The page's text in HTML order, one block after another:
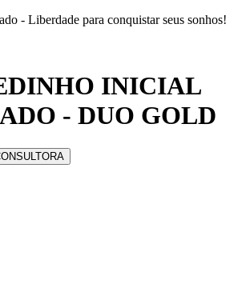
- Liberdade para conquistar seus sonhos!
INICIAL
- DUO GOLD